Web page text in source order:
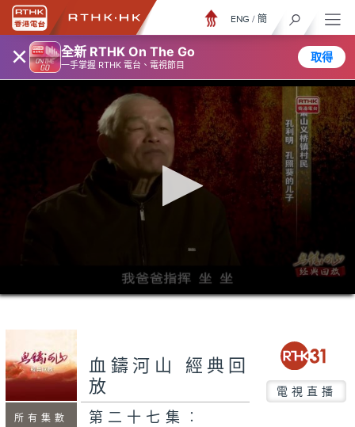
× 全新 RTHK On The Go
一手掌握 RTHK 電台、電視節目
取得
ENG / 簡
seconds
seconds
所有集數
血鑄河山 經典回
放
電視直播
第二十七集︰